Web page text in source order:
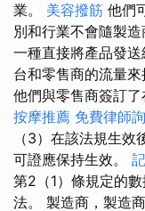
業。 美容撥筋 他們
別和行業不會隨製
一種直接將產品發
台和零售商的流量來
他們與零售商簽訂
按摩推薦 免費律師
（3）在該法規生
可證應保持生效。
第2（1）條規定的
法。 製造商，製造